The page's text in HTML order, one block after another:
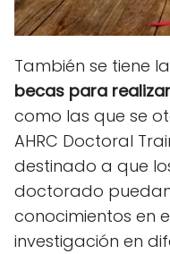
También se tiene
becas para
como las que se
AHRC Doctoral
destinado a que
doctorado
conocimientos en
investigación en